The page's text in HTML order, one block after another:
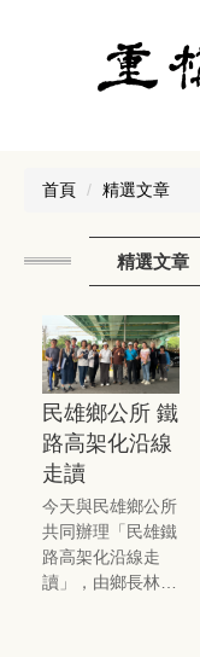
首頁
精選文章
精選文章
民雄鄉公所 鐵
路高架化沿線
走讀
今天與民雄鄉公所
共同辦理「民雄鐵
路高架化沿線走
讀」，由鄉長林于